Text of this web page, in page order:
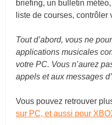
briefing, un bulletin
liste de courses,
Tout d’abord, vous ne
applications musicales
votre PC. Vous n’aurez
appels et aux messages
Vous pouvez retrouver
sur PC, et aussi pour